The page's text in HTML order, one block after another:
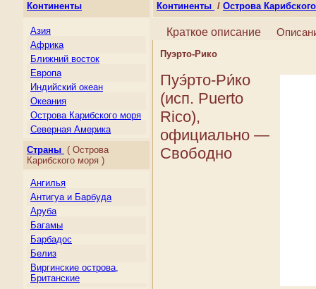
Континенты
Азия
Африка
Ближний восток
Европа
Индийский океан
Океания
Острова Карибского моря
Северная Америка
Центральная Америка
Южная Америка
Страны ( Острова
Карибского моря )
Ангилья
Антигуа и Барбуда
Аруба
Багамы
Барбадос
Белиз
Виргинские острова,
Британские
Континенты / Острова
Краткое описание
Пуэрто-Рико
Пуэ́рто-Ри́ко
(исп. Puerto
Rico),
официально —
Свободно